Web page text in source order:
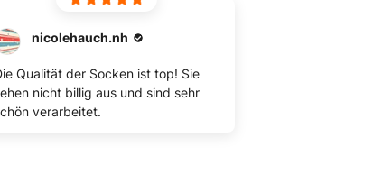
nicolehauch.nh
Qualität der Socken ist top! Sie
nicht billig aus und sind sehr
verarbeitet.